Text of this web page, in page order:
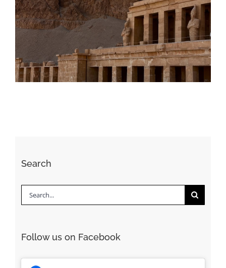
Daily inspiration of Interior design
Search
Search
Follow us on Facebook